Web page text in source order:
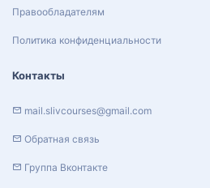
Правообладателям
Политика конфиденциальности
Контакты
mail.slivcourses@gmail.com
Обратная связь
Группа Вконтакте